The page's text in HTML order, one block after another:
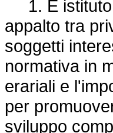
1. È istituto
appalto tra
soggetti
normativa in
erariali e
per
sviluppo